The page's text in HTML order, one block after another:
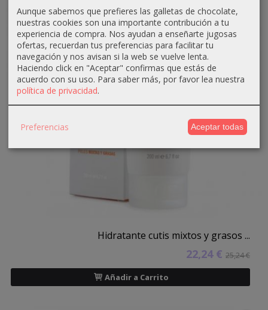
Hidratante cutis mixtos y grasos ...
22,24 € 25,24 €
Añadir a Carrito
Aunque sabemos que prefieres las galletas de chocolate,
nuestras cookies son una importante contribución a tu
experiencia de compra. Nos ayudan a enseñarte jugosas
ofertas, recuerdan tus preferencias para facilitar tu
navegación y nos avisan si la web se vuelve lenta.
Haciendo click en "Aceptar" confirmas que estás de
acuerdo con su uso. Para saber más, por favor lea nuestra
política de privacidad.
Preferencias Aceptar todas